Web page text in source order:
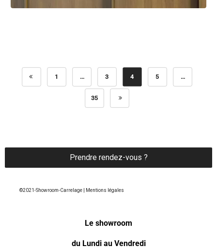
1 … 3 4 5 …
35
Prendre rendez-vous ?
©2021-Showroom-Carrelage | Mentions légales
Le showroom
du Lundi au Vendredi